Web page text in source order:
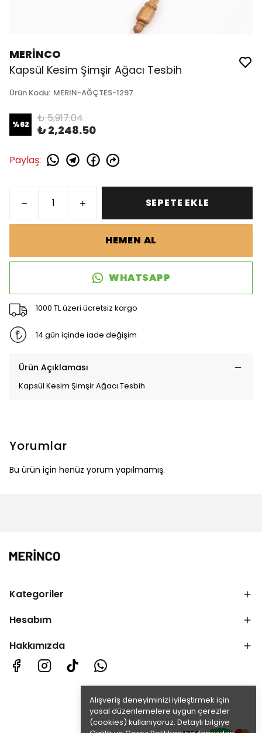
Alışveriş deneyiminizi iyileştirmek için
yasal düzenlemelere uygun çerezler
(cookies) kullanıyoruz. Detaylı bilgiye
MERİNCO
Kapsül Kesim Şimşir Ağacı Tesbih
Ürün Kodu: MERIN-AĞÇTES-1297
%62 ₺ 5,917.04
₺ 2,248.50
Paylaş:
SEPETE EKLE
HEMEN AL
WHATSAPP
1000 TL üzeri ücretsiz kargo
14 gün içinde iade değişim
Ürün Açıklaması
Kapsül Kesim Şimşir Ağacı Tesbih
Yorumlar
Bu ürün için henüz yorum yapılmamış.
Kategoriler
Hesabım
Hakkımızda